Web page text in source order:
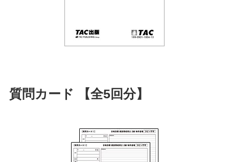
質問カード 【全5回分】